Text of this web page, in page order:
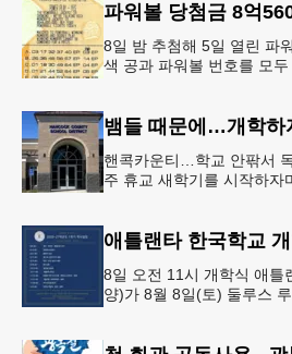
파워볼 당첨금 8억
8일 밤 추첨해 5일 열린 파
색 공과 파워볼 번호를 모
뱀들 때문에…개학하
핸콕카운티…학교 안팎서
주 휴교 새학기를 시작하자
애틀랜타 한국학교
8일 오전 11시 개학식 애틀
양)가 8월 8일(토) 둘루스